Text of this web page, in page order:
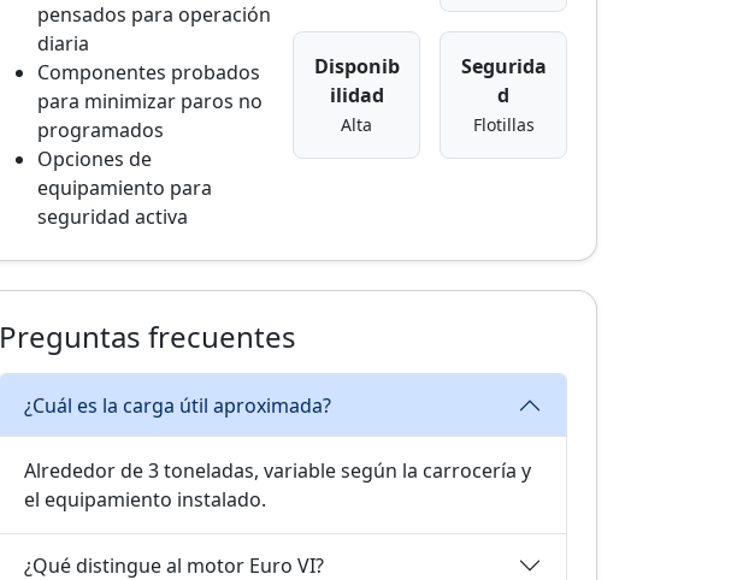
pensados para operación
diaria
Componentes probados
para minimizar paros no
programados
Opciones de
equipamiento para
seguridad activa
Disponib
ilidad
Alta
Segurida
d
Flotillas
Preguntas frecuentes
¿Cuál es la carga útil aproximada?
Alrededor de 3 toneladas, variable según la carrocería y
el equipamiento instalado.
¿Qué distingue al motor Euro VI?